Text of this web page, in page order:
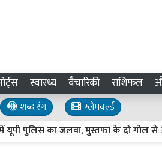
स्वास्थ्य वैचारिकी राशिफल
शब्द रंग
ग्लैमवर्ल्ड
का जलवा, मुस्तफा के दो गोल से 3-0 की